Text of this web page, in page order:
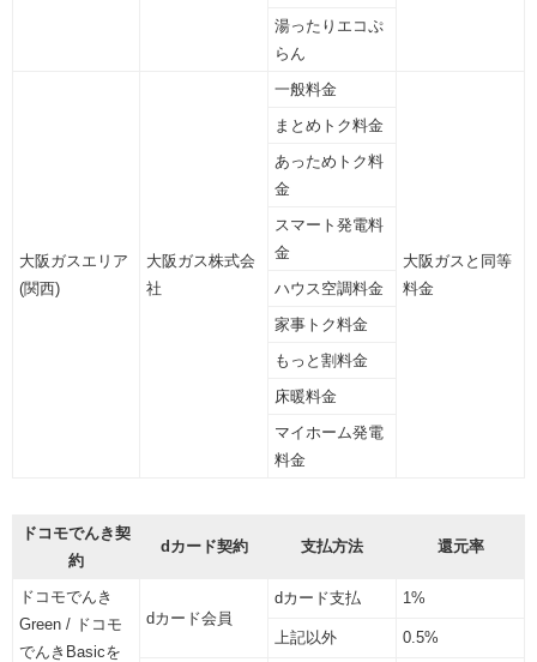
湯ったりエコぷ
らん
大阪ガスエリア
(関西)
大阪ガス株式会
社
一般料金
大阪ガスと同等
料金
まとめトク料金
あっためトク料
金
スマート発電料
金
ハウス空調料金
家事トク料金
もっと割料金
床暖料金
マイホーム発電
料金
ドコモでんき契
約
dカード契約 支払方法 還元率
ドコモでんき
Green / ドコモ
でんきBasicを
dカード会員
dカード支払 1%
上記以外 0.5%